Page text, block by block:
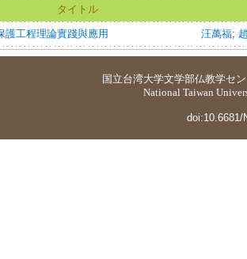
タイトル
護工程理論實踐與應用 汪萬福;
国立台湾大学文学部仏教学セ
National Taiwan
doi:10.6681/